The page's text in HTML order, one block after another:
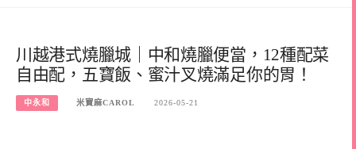
川越港式燒臘城｜中和燒臘便當，12種配菜
自由配，五寶飯、蜜汁叉燒滿足你的胃！
中永和 米寶麻CAROL 2026-05-21